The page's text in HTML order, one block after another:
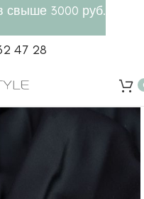
47 28
свыше 3000 руб.